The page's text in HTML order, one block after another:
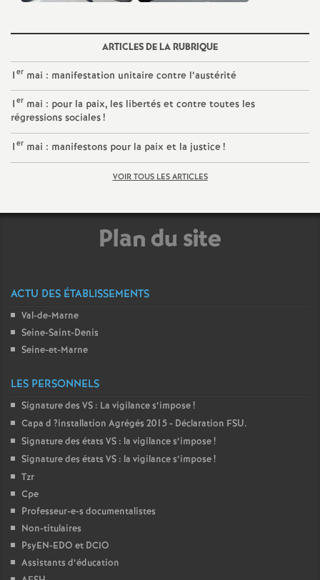
d
d
e
g
r
a
ARTICLES DE LA RUBRIQUE
1er mai : manifestation unitaire contre l’austérité
1er mai : pour la paix, les libertés et contre toutes les
régressions sociales!
1er mai : manifestons pour la paix et la justice!
VOIR TOUS LES ARTICLES
Plan du site
ACTU DES ÉTABLISSEMENTS
Val-de-Marne
Seine-Saint-Denis
Seine-et-Marne
LES PERSONNELS
Signature des VS : La vigilance s’impose!
Capa d ?installation Agrégés 2015 - Déclaration FSU.
Signature des états VS : la vigilance s’impose!
Signature des états VS : la vigilance s’impose!
Tzr
Cpe
Professeur-e-s documentalistes
Non-titulaires
PsyEN-EDO et DCIO
Assistants d’éducation